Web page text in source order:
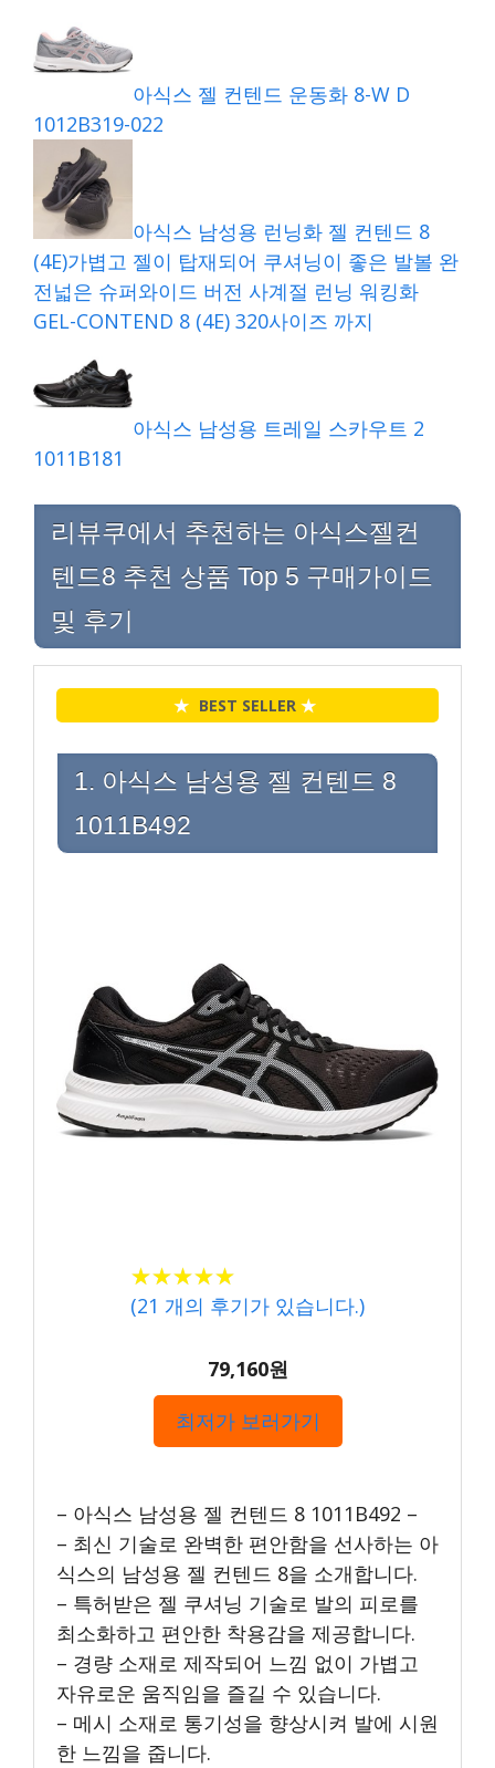
아식스 젤 컨텐드 운동화 8-W D
1012B319-022
아식스 남성용 런닝화 젤 컨텐드 8
(4E)가볍고 젤이 탑재되어 쿠셔닝이 좋은 발볼 완
전넓은 슈퍼와이드 버전 사계절 런닝 워킹화
GEL-CONTEND 8 (4E) 320사이즈 까지
아식스 남성용 트레일 스카우트 2
1011B181
리뷰쿠에서 추천하는 아식스젤컨
텐드8 추천 상품 Top 5 구매가이드
및 후기
★ BEST SELLER ★
1. 아식스 남성용 젤 컨텐드 8
1011B492
★★★★★
★★★★★
(21 개의 후기가 있습니다.)
79,160원
최저가 보러가기
– 아식스 남성용 젤 컨텐드 8 1011B492 –
– 최신 기술로 완벽한 편안함을 선사하는 아
식스의 남성용 젤 컨텐드 8을 소개합니다.
– 특허받은 젤 쿠셔닝 기술로 발의 피로를
최소화하고 편안한 착용감을 제공합니다.
– 경량 소재로 제작되어 느낌 없이 가볍고
자유로운 움직임을 즐길 수 있습니다.
– 메시 소재로 통기성을 향상시켜 발에 시원
한 느낌을 줍니다.